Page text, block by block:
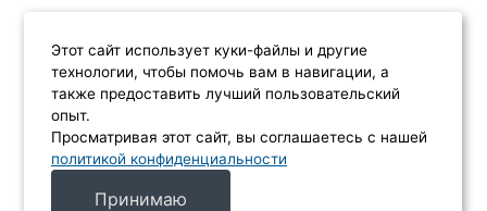
Этот сайт использует куки-файлы и другие
технологии, чтобы помочь вам в навигации, а
также предоставить лучший пользовательский
опыт.
Просматривая этот сайт, вы соглашаетесь с нашей
политикой конфиденциальности
Принимаю